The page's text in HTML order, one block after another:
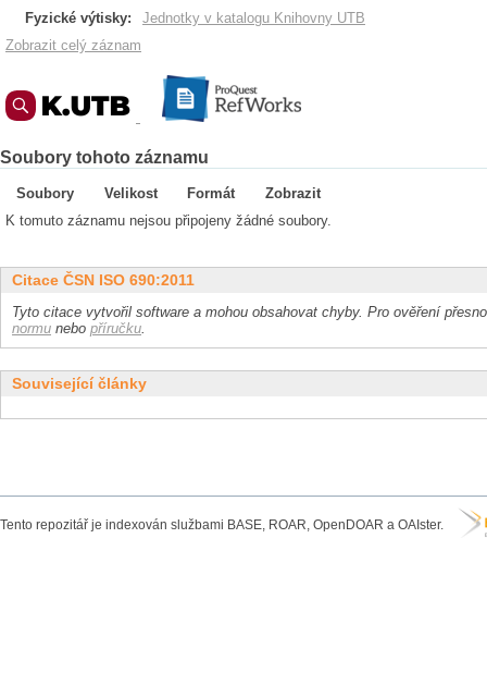
Fyzické výtisky:
Jednotky v katalogu Knihovny UTB
Zobrazit celý záznam
Soubory tohoto záznamu
Soubory Velikost Formát
Zobrazit
K tomuto záznamu nejsou připojeny žádné soubory.
Citace ČSN ISO 690:2011
Tyto citace vytvořil software a mohou obsahovat chyby. Pro ověření
normu nebo příručku.
Související články
Tento repozitář je indexován službami BASE, ROAR, OpenDOAR a OAIster.